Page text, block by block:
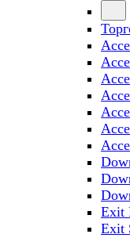
Exit
Exit